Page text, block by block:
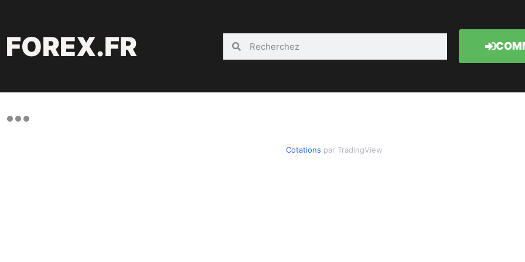
FOREX.FR
Cotations par TradingView